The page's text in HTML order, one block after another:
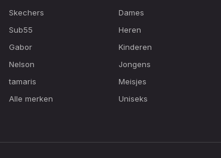
Skechers
Sub55
Gabor
Nelson
tamaris
Alle merken
Dames
Heren
Kinderen
Jongens
Meisjes
Uniseks